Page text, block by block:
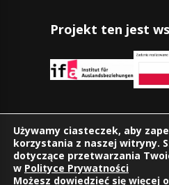
Projekt ten jest
Znajdziesz nas
Używamy ciasteczek, aby
korzystania z naszej witryny.
dotyczące przetwarzania
w Polityce Prywatności
Możesz dowiedzieć się więcej